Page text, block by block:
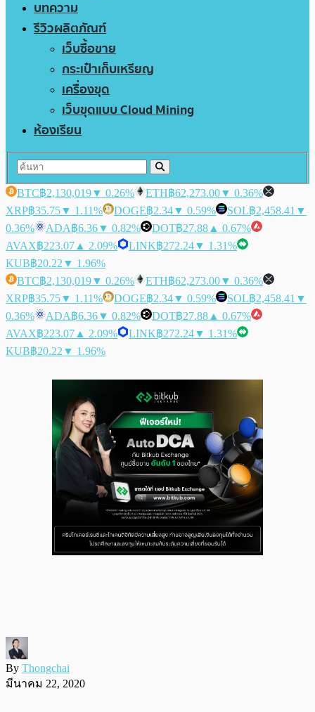
บทความ
รีวิวผลิตภัณฑ์
เว็บซื้อขาย
กระเป๋าเก็บเหรียญ
เครื่องขุด
เว็บขุดแบบ Cloud Mining
ห้องเรียน
BTC฿2,130,019▼ 0.26% ETH฿62,273.00▼ 0.36%
XRP฿35.75▼ 1.11% DOGE฿2.34▼ 0.59% SOL฿2,458.41 ▼
0.36%
ADA฿6.36▼ 0.82% DOT฿27.88 ▲ 0.67%
AVAX฿223.07 ▲ 2.09% LINK฿272.24▼ 1.31%
KUB฿20.22 ▼ 1.96%
BTC฿2,130,019▼ 0.26% ETH฿62,273.00▼ 0.36%
XRP฿35.75▼ 1.11% DOGE฿2.34▼ 0.59% SOL฿2,458.41 ▼
0.36%
ADA฿6.36▼ 0.82% DOT฿27.88 ▲ 0.67%
AVAX฿223.07 ▲ 2.09% LINK฿272.24▼ 1.31%
KUB฿20.22 ▼ 1.96%
By Thongchai
มีนาคม 22, 2020